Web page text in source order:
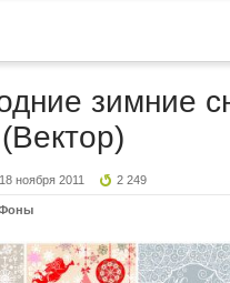
зимние
18 ноября 2011 2 249